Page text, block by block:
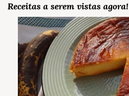
Receitas a serem vistas agora!